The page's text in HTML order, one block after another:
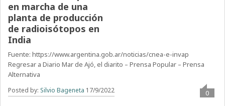
en marcha de una
planta de producción
de radioisótopos en
India
Fuente: https://www.argentina.gob.ar/noticias/cnea-e-invap
Regresar a Diario Mar de Ajó, el diarito – Prensa Popular – Prensa
Alternativa
Posted by: Silvio Bageneta 17/9/2022 0